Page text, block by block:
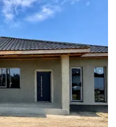
бруківкою -Огорожа та
-Ландшафтний дизайн:
готові дизайн-проєкти для
атмосфери. Будинок вже
— залишилось лише